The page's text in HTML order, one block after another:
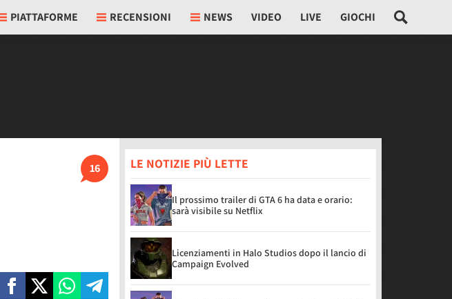
PIATTAFORME RECENSIONI NEWS VIDEO LIVE GIOCHI
16 LE NOTIZIE PIÙ LETTE
Il prossimo trailer di GTA 6 ha data e orario:
sarà visibile su Netflix
Licenziamenti in Halo Studios dopo il lancio di
Campaign Evolved